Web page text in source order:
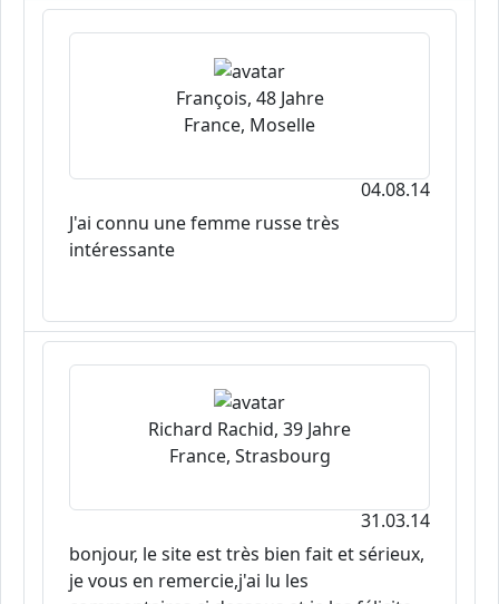
François, 48 Jahre
France, Moselle
04.08.14
J'ai connu une femme russe très
intéressante
Richard Rachid, 39 Jahre
France, Strasbourg
31.03.14
bonjour, le site est très bien fait et sérieux,
je vous en remercie,j'ai lu les